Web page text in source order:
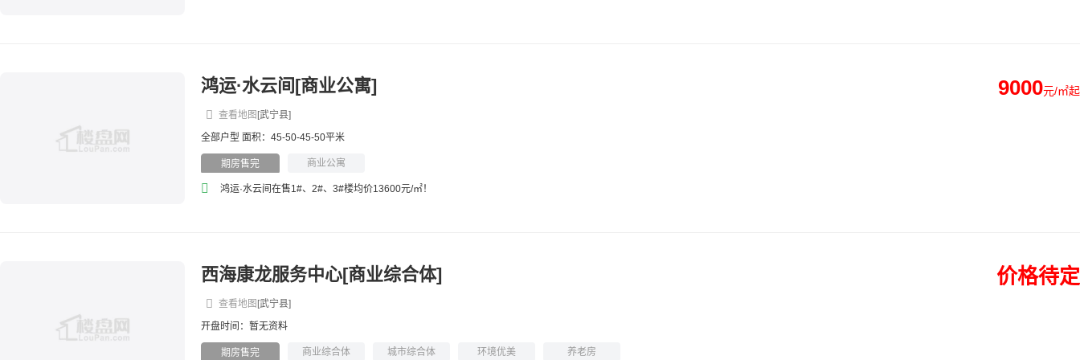
鸿运·水云间[商业公寓]
[武宁县]
查看地图
全部户型 面积：45-50-45-50平米
期房售完 商业公寓
鸿运·水云间在售1#、2#、3#楼均价13600元/㎡！
9000元/㎡起
西海康龙服务中心[商业综合体]
[武宁县]
查看地图
开盘时间：暂无资料
期房售完 商业综合体 城市综合体 环境优美 养老房
价格待定